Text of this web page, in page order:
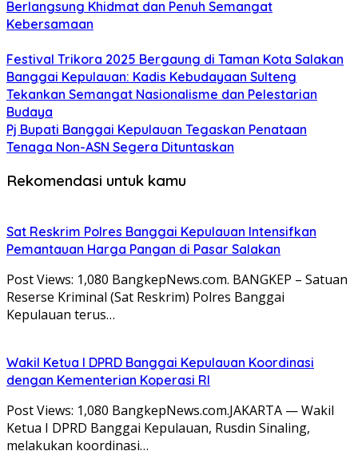
Berlangsung Khidmat dan Penuh Semangat
Kebersamaan
Festival Trikora 2025 Bergaung di Taman Kota Salakan
Banggai Kepulauan: Kadis Kebudayaan Sulteng
Tekankan Semangat Nasionalisme dan Pelestarian
Budaya
Pj Bupati Banggai Kepulauan Tegaskan Penataan
Tenaga Non-ASN Segera Dituntaskan
Rekomendasi untuk kamu
Sat Reskrim Polres Banggai Kepulauan Intensifkan
Pemantauan Harga Pangan di Pasar Salakan
Post Views: 1,080 BangkepNews.com. BANGKEP – Satuan
Reserse Kriminal (Sat Reskrim) Polres Banggai
Kepulauan terus…
Wakil Ketua I DPRD Banggai Kepulauan Koordinasi
dengan Kementerian Koperasi RI
Post Views: 1,080 BangkepNews.com.JAKARTA — Wakil
Ketua I DPRD Banggai Kepulauan, Rusdin Sinaling,
melakukan koordinasi…